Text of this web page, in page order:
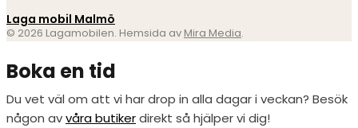
Laga mobil Malmö
© 2026 Lagamobilen. Hemsida av Mira Media.
Boka en tid
Du vet väl om att vi har drop in alla dagar i veckan? Besök
någon avvåra butikerdirekt så hjälper vi dig!